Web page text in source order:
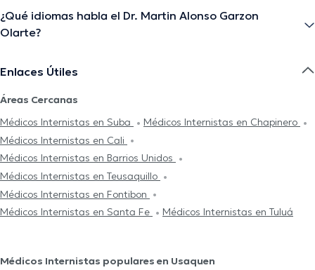
¿Qué idiomas habla el Dr. Martin Alonso Garzon
Olarte?
Enlaces Útiles
Áreas Cercanas
Médicos Internistas en Suba
Médicos Internistas en Chapinero
Médicos Internistas en Cali
Médicos Internistas en Barrios Unidos
Médicos Internistas en Teusaquillo
Médicos Internistas en Fontibon
Médicos Internistas en Santa Fe
Médicos Internistas en Tuluá
Médicos Internistas populares en Usaquen